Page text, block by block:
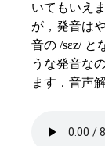
いてもいえ
が，発音は
音の /sɛz/ と
うな発音な
ます．音声